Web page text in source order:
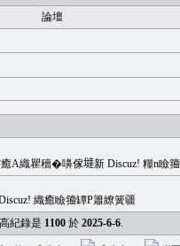
論壇
癒A織瞿穡�嚊傢𡐿新 Discuz! 糧n
織癒瞼籀罈P簫繚簧疆
紀錄是 1100 於 2025-6-6.